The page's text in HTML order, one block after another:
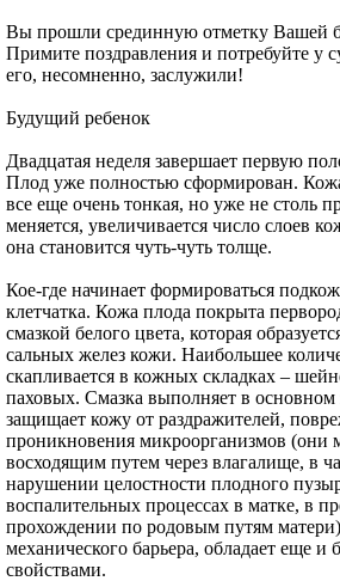
Вы прошли срединную отметку Вашей
Примите поздравления и потребуйте у
его, несомненно, заслужили!
Будущий ребенок
Двадцатая неделя завершает первую
Плод уже полностью сформирован.
все еще очень тонкая, но уже не столь
меняется, увеличивается число слоев
она становится чуть-чуть толще.
Кое-где начинает формироваться
клетчатка. Кожа плода покрыта
смазкой белого цвета, которая
сальных желез кожи. Наибольшее
скапливается в кожных складках –
паховых. Смазка выполняет в
защищает кожу от раздражителей,
проникновения микроорганизмов (они
восходящим путем через влагалище, в
нарушении целостности плодного
воспалительных процессах в матке, в
прохождении по родовым путям
механического барьера, обладает еще
свойствами.